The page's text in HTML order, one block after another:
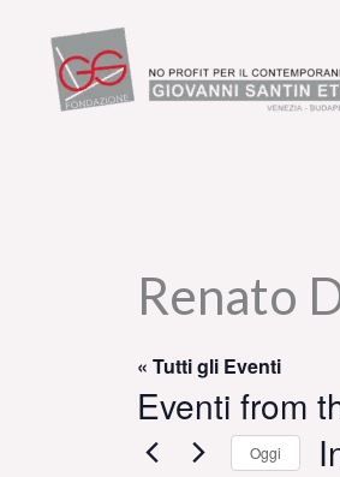
contenuto
Renato
« Tutti gli Eventi
Eventi from
Oggi